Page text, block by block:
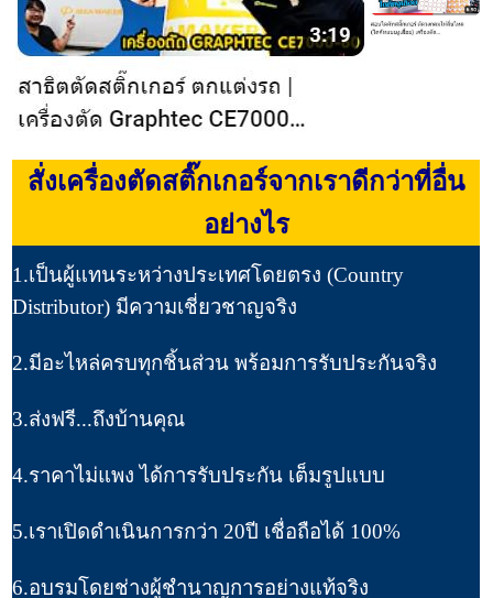
สั่งเครื่องตัดสติ๊กเกอร์จากเราดีกว่าที่อื่น
อย่างไร
1.เป็นผู้แทนระหว่างประเทศโดยตรง (Country
Distributor) มีความเชี่ยวชาญจริง
2.มีอะไหล่ครบทุกชิ้นส่วน พร้อมการรับประกันจริง
3.ส่งฟรี...ถึงบ้านคุณ
4.ราคาไม่แพง ได้การรับประกัน เต็มรูปแบบ
5.เราเปิดดำเนินการกว่า 20ปี เชื่อถือได้ 100%
6.อบรมโดยช่างผู้ชำนาญการอย่างแท้จริง